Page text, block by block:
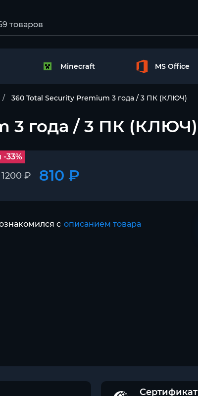
Minecraft MS Office
360 Total Security Premium 3 года / 3 ПК (КЛЮЧ)
3 года / 3 ПК (КЛЮЧ)
33%
1200 ₽ 810 ₽
с описанием товара
Сертификат